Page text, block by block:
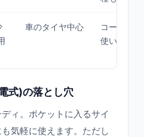
車のタイヤ中心
コード長
使いにくい
式)の落とし穴
ィ。ポケットに入るサイ
気軽に使えます。ただし